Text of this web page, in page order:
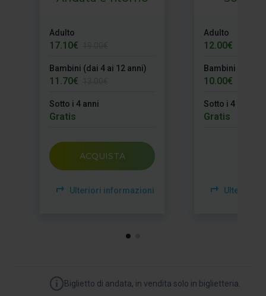
Adulto
17.10€
Bambini (dai 4 ai 12 anni)
11.70€
Sotto i 4 anni
Gratis
ACQUISTA
Ulteriori informazioni
Adulto
12.00€
Bambini (dai 4
10.00€
Sotto i 4 anni
Gratis
Ulteriori
Biglietto di andata, in vendita solo in biglietteria.